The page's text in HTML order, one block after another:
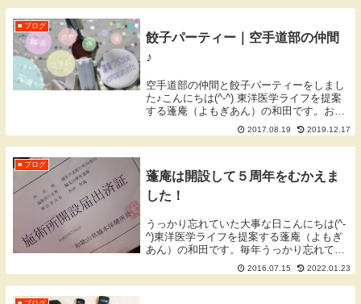
■ ブログ
餃子パーティー｜空手道部の仲間
♪
空手道部の仲間と餃子パーティーをしまし
た♪こんにちは(^-^) 東洋医学ライフを提案
する蓬庵（よもぎあん）の和田です。お盆
休みの出来事を書きました。高校の空手道
部のときの仲間餃子パーティー私は高校生
のときは空手道部（剛柔流）に所属してい
2017.08.19 2019.12.17
■ ブログ
蓬庵は開設して５周年をむかえま
した！
うっかり忘れていた大事な日こんにちは(^-
^)東洋医学ライフを提案する蓬庵（よもぎ
あん）の和田です。毎年うっかり忘れてい
るのですが、ふと以前のブログ記事を確認
すると、施術所の開設届出をした書類の日
では５周年をむかえていました。実際に治
2016.07.15 2022.01.23